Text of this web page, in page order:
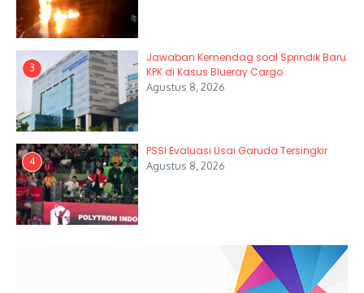
3
Jawaban Kemendag soal Sprindik Baru
KPK di Kasus Blueray Cargo
Agustus 8, 2026
4
PSSI Evaluasi Usai Garuda Tersingkir
Agustus 8, 2026